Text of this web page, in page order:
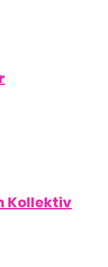
Kollektiv